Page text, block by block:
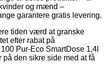
og mænd –
garantere gratis levering.
tiden værd at granske
efter rabat på
Pur-Eco SmartDose 1,4l
den sikre side med at få